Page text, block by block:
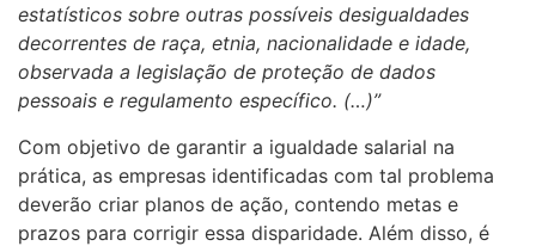
estatísticos sobre outras possíveis desigualdades
decorrentes de raça, etnia, nacionalidade e idade,
observada a legislação de proteção de dados
pessoais e regulamento específico. (…)”
Com objetivo de garantir a igualdade salarial na
prática, as empresas identificadas com tal problema
deverão criar planos de ação, contendo metas e
prazos para corrigir essa disparidade. Além disso, é